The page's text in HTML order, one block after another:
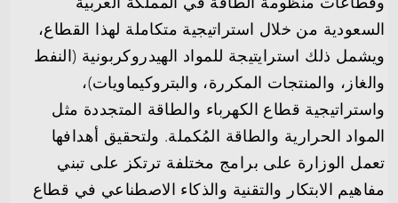
السعودية من خلال استراتيجية متكاملة لهذا القطاع،
ويشمل ذلك استرايتيجة للمواد الهيدروكربونية (النفط
والغاز، والمنتجات المكررة، والبتروكيماويات)،
واستراتيجية قطاع الكهرباء والطاقة المتجددة مثل
المواد الحرارية والطاقة المُكملة. ولتحقيق أهدافها
تعمل الوزارة على برامج مختلفة ترتكز على تبني
مفاهيم الابتكار والتقنية والذكاء الاصطناعي في قطاع